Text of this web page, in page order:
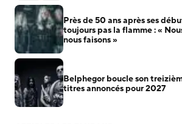
Près de 50 ans après ses
toujours pas la flamme : «
nous faisons »
Belphegor boucle son
titres annoncés pour 2027